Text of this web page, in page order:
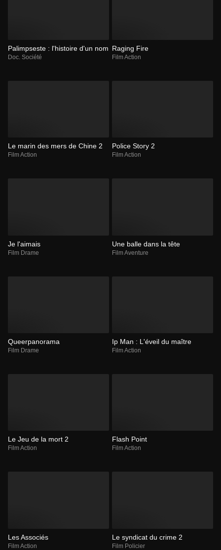
Palimpseste : l'histoire d'un nom
Doc. Société
Raging Fire
Film Action
Le marin des mers de Chine 2
Film Action
Police Story 2
Film Action
Je l'aimais
Film Drame
Une balle dans la tête
Film Aventure
Queerpanorama
Film Drame
Ip Man : L'éveil du maître
Film Action
Le Jeu de la mort 2
Film Action
Flash Point
Film Action
Les Associés
Film Action
Le syndicat du crime 2
Film Policier